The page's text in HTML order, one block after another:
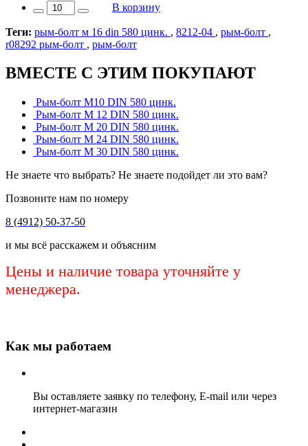
В корзину
Теги: рым-болт м 16 din 580 цинк. , 8212-04 , рым-болт ,
r08292 рым-болт , рым-болт
ВМЕСТЕ С ЭТИМ ПОКУПАЮТ
Рым-болт М10 DIN 580 цинк.
Рым-болт М 12 DIN 580 цинк.
Рым-болт М 20 DIN 580 цинк.
Рым-болт М 24 DIN 580 цинк.
Рым-болт М 30 DIN 580 цинк.
Не знаете что выбрать? Не знаете подойдет ли это вам?
Позвоните нам по номеру
8 (4912) 50-37-50
и мы всё расскажем и объясним
Цены и наличие товара уточняйте у
менеджера.
Как мы работаем
Вы оставляете заявку по телефону, E-mail или через
интернет-магазин